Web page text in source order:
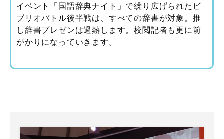
イベント「国語辞典ナイト」で繰り広げられたビ
ブリオバトル後半戦は、すべての辞書が対象。推
し辞書プレゼンは過熱します。校閲記者も更に前
がかりになっていきます。